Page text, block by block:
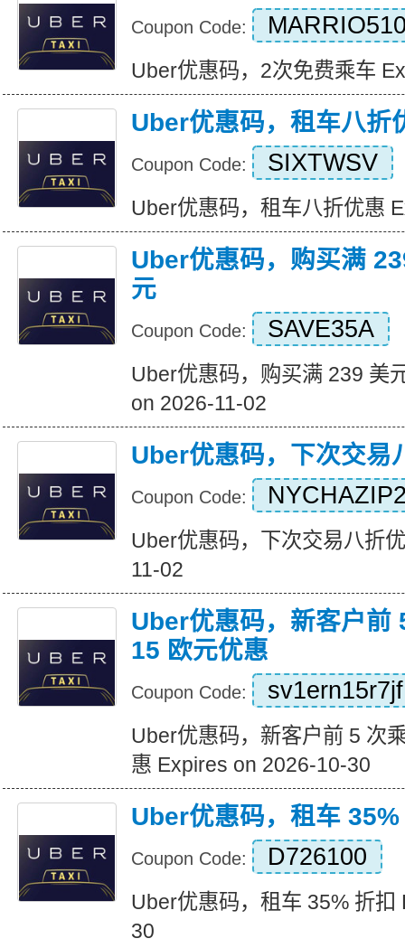
Coupon Code:
Uber优惠码，2次免费乘车
Uber优惠码，租车八折
Coupon Code: SIXTWSV
Uber优惠码，租车八折优惠
Uber优惠码，购买满
元
Coupon Code: SAVE35A
Uber优惠码，购买满 239 美
on 2026-11-02
Uber优惠码，下次交易
Coupon Code:
Uber优惠码，下次交易八折
11-02
Uber优惠码，新客户前
15 欧元优惠
Coupon Code: sv1ern15r7jf
Uber优惠码，新客户前 5 次
惠 Expires on 2026-10-30
Uber优惠码，租车
Coupon Code: D726100
Uber优惠码，租车 35% 折
30